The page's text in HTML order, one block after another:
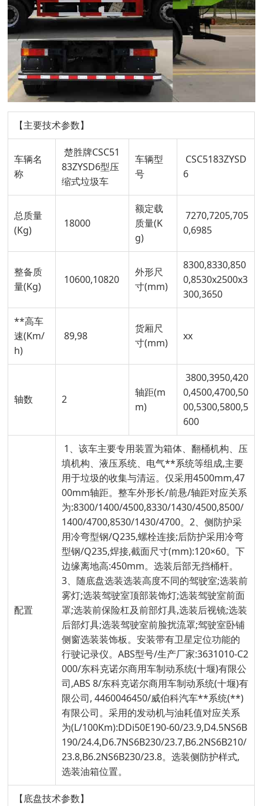
【主要技术参数】
车辆名
称
楚胜牌CSC51
83ZYSD6型压
缩式垃圾车
车辆型
号
CSC5183ZYSD
6
总质量
(Kg)
18000
额定载
质量(K
g)
7270,7205,705
0,6985
整备质
量(Kg)
10600,10820
外形尺
寸(mm)
8300,8330,850
0,8530x2500x3
300,3650
**高车
速(Km/
h)
89,98
货厢尺
寸(mm)
xx
轴数 2
轴距(m
m)
3800,3950,420
0,4500,4700,50
00,5300,5800,5
600
配置
1、该车主要专用装置为箱体、翻桶机构、压
填机构、液压系统、电气**系统等组成,主要
用于垃圾的收集与清运。仅采用4500mm,47
00mm轴距。整车外形长/前悬/轴距对应关系
为:8300/1400/4500,8330/1430/4500,8500/
1400/4700,8530/1430/4700。2、侧防护采
用冷弯型钢/Q235,螺栓连接;后防护采用冷弯
型钢/Q235,焊接,截面尺寸(mm):120×60。下
边缘离地高:450mm。选装后部无挡桶杆。
3、随底盘选装选装高度不同的驾驶室;选装前
雾灯;选装驾驶室顶部装饰灯;选装驾驶室前面
罩;选装前保险杠及前部灯具,选装后视镜;选装
后部灯具;选装驾驶室前脸扰流罩;驾驶室卧铺
侧窗选装装饰板。安装带有卫星定位功能的
行驶记录仪。ABS型号/生产厂家:3631010-C2
000/东科克诺尔商用车制动系统(十堰)有限公
司,ABS 8/东科克诺尔商用车制动系统(十堰)有
限公司, 4460046450/威伯科汽车**系统(**)
有限公司。采用的发动机与油耗值对应关系
为(L/100Km):DDi50E190-60/23.9,D4.5NS6B
190/24.4,D6.7NS6B230/23.7,B6.2NS6B210/
23.8,B6.2NS6B230/23.8。选装侧防护样式,
选装油箱位置。
【底盘技术参数】